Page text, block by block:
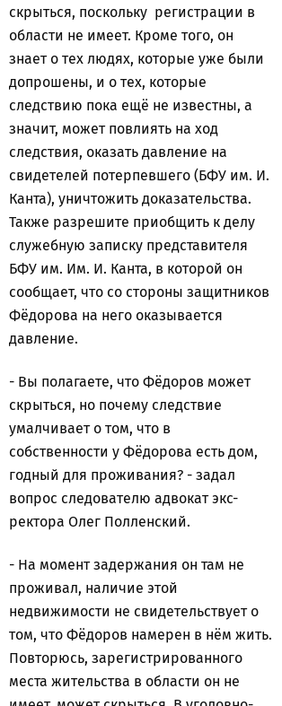
скрыться, поскольку регистрации в
области не имеет. Кроме того, он
знает о тех людях, которые уже были
допрошены, и о тех, которые
следствию пока ещё не известны, а
значит, может повлиять на ход
следствия, оказать давление на
свидетелей потерпевшего (БФУ им. И.
Канта), уничтожить доказательства.
Также разрешите приобщить к делу
служебную записку представителя
БФУ им. Им. И. Канта, в которой он
сообщает, что со стороны защитников
Фёдорова на него оказывается
давление.
- Вы полагаете, что Фёдоров может
скрыться, но почему следствие
умалчивает о том, что в
собственности у Фёдорова есть дом,
годный для проживания? - задал
вопрос следователю адвокат экс-
ректора Олег Полленский.
- На момент задержания он там не
проживал, наличие этой
недвижимости не свидетельствует о
том, что Фёдоров намерен в нём жить.
Повторюсь, зарегистрированного
места жительства в области он не